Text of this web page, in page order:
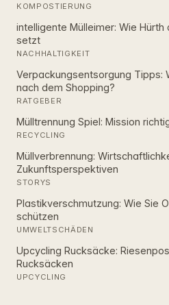
KOMPOSTIERUNG
intelligente Mülleimer: Wie
setzt
NACHHALTIGKEIT
Verpackungsentsorgung Tipps:
nach dem Shopping?
RATGEBER
Mülltrennung Spiel: Mission
RECYCLING
Müllverbrennung:
Zukunftsperspektiven
STORYS
Plastikverschmutzung: Wie Sie
schützen
UMWELTSCHÄDEN
Upcycling Rucksäcke:
Rucksäcken
UPCYCLING